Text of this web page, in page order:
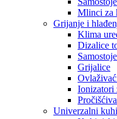
Mlinci za
Grijanje i
Klima
Dizalice
Grijalice
Ionizatori
Univerzalni